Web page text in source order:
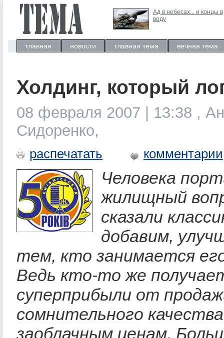
Ад в небесах... и концы в
воду
главная новости главная тема вечная тема
Холдинг, который
08 февраля 2007 | 13:38 ,
Сидоренко,
распечатать комментарии
Человека
жилищный
сказали
добавим,
тем, кто занимается
Ведь кто-то же
суперприбыли от
сомнительного
заоблачным ценам.